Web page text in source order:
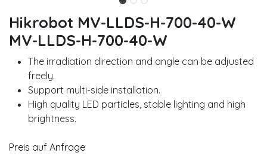
Hikrobot MV-LLDS-H-700-40-W
MV-LLDS-H-700-40-W
The irradiation direction and angle can be adjusted
freely.
Support multi-side installation.
High quality LED particles, stable lighting and high
brightness.
Preis auf Anfrage